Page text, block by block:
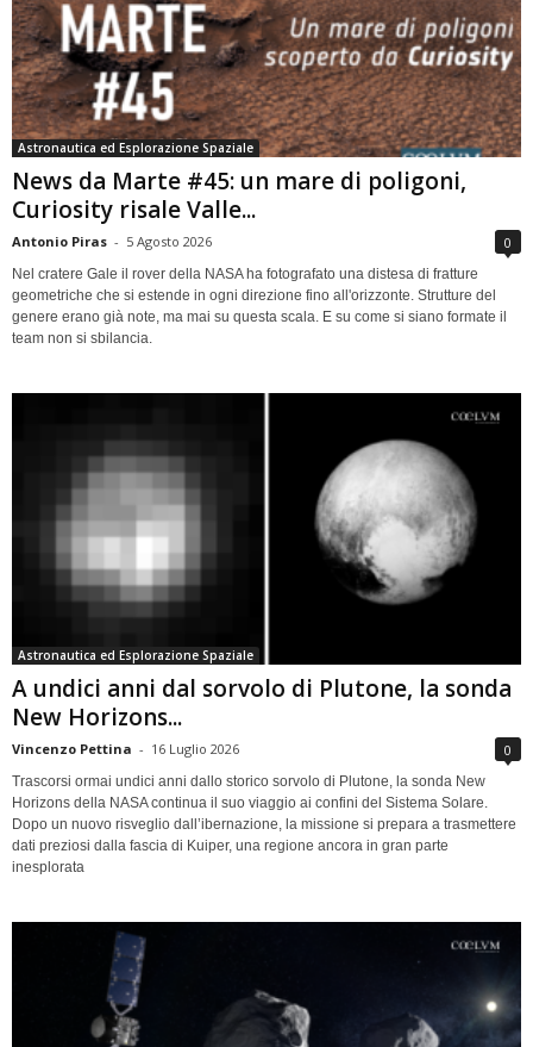
Astronautica ed Esplorazione Spaziale
News da Marte #45: un mare di poligoni,
Curiosity risale Valle...
Antonio Piras - 5 Agosto 2026 0
Nel cratere Gale il rover della NASA ha fotografato una distesa di fratture
geometriche che si estende in ogni direzione fino all'orizzonte. Strutture del
genere erano già note, ma mai su questa scala. E su come si siano formate il
team non si sbilancia.
Astronautica ed Esplorazione Spaziale
A undici anni dal sorvolo di Plutone, la sonda
New Horizons...
Vincenzo Pettina - 16 Luglio 2026 0
Trascorsi ormai undici anni dallo storico sorvolo di Plutone, la sonda New
Horizons della NASA continua il suo viaggio ai confini del Sistema Solare.
Dopo un nuovo risveglio dall’ibernazione, la missione si prepara a trasmettere
dati preziosi dalla fascia di Kuiper, una regione ancora in gran parte
inesplorata